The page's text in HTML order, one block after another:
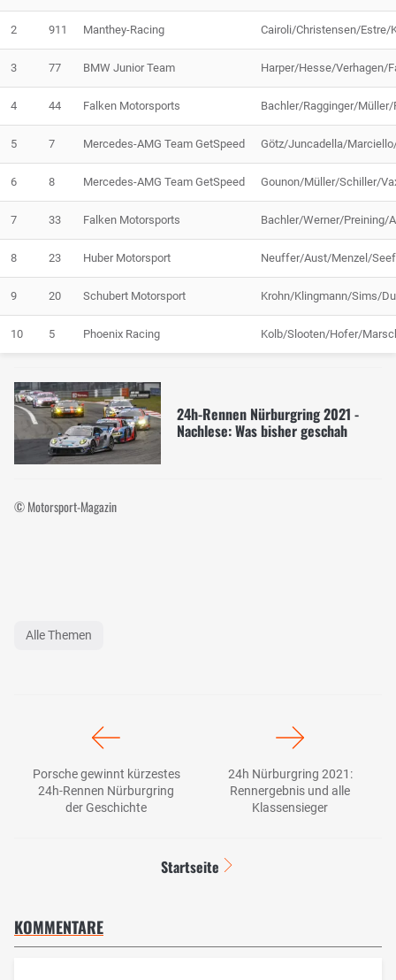
2 911 Manthey-Racing Cairoli/Christensen/Estre/
3 77 BMW Junior Team Harper/Hesse/Verhagen/
4 44 Falken Motorsports Bachler/Ragginger/
5 7 Mercedes-AMG Team GetSpeed Götz/Juncadella/
6 8 Mercedes-AMG Team GetSpeed Gounon/Müller/Schiller/
7 33 Falken Motorsports Bachler/Werner/Preining/
8 23 Huber Motorsport Neuffer/Aust/Menzel/
9 20 Schubert Motorsport Krohn/Klingmann/Sims/
10 5 Phoenix Racing Kolb/Slooten/Hofer/
24h-Rennen Nürburgring 2021 -
Nachlese: Was bisher geschah
© Motorsport-Magazin
Alle Themen
Porsche gewinnt kürzestes
24h-Rennen Nürburgring
der Geschichte
24h Nürburgring 2021:
Rennergebnis und alle
Klassensieger
Startseite
KOMMENTARE